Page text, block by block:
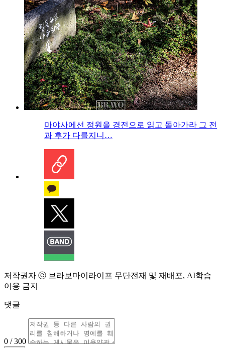
마야사에선 정원을 경전으로 읽고 돌아가라 그 전
과 후가 다를지니…
저작권자 ⓒ 브라보마이라이프 무단전재 및 재배포, AI학습
이용 금지
댓글
0 / 300